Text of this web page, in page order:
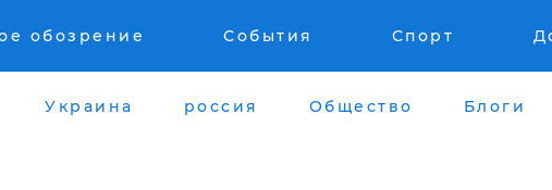
обозрение События Спорт
Украина россия Общество Блоги